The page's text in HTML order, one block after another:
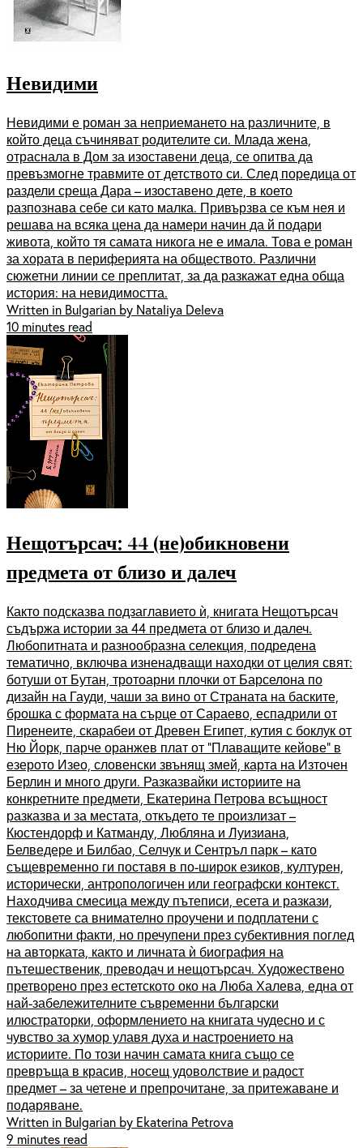
Невидими
Невидими е роман за неприемането на различните, в
който деца съчиняват родителите си. Млада жена,
отраснала в Дом за изоставени деца, се опитва да
превъзмогне травмите от детството си. След поредица от
раздели среща Дара – изоставено дете, в което
разпознава себе си като малка. Привързва се към нея и
решава на всяка цена да намери начин да й подари
живота, който тя самата никога не е имала. Това е роман
за хората в периферията на обществото. Различни
сюжетни линии се преплитат, за да разкажат една обща
история: на невидимостта.
Written in Bulgarian by Nataliya Deleva
10 minutes read
Нещотърсач: 44 (не)обикновени
предмета от близо и далеч
Както подсказва подзаглавието ѝ, книгата Нещотърсач
съдържа истории за 44 предмета от близо и далеч.
Любопитната и разнообразна селекция, подредена
тематично, включва изненадващи находки от целия свят:
ботуши от Бутан, тротоарни плочки от Барселона по
дизайн на Гауди, чаши за вино от Страната на баските,
брошка с формата на сърце от Сараево, еспадрили от
Пиренеите, скарабеи от Древен Египет, кутия с боклук от
Ню Йорк, парче оранжев плат от “Плаващите кейове” в
езерото Изео, словенски звънящ змей, карта на Източен
Берлин и много други. Разказвайки историите на
конкретните предмети, Екатерина Петрова всъщност
разказва и за местата, откъдето те произлизат –
Кюстендорф и Катманду, Любляна и Луизиана,
Белведере и Билбао, Селчук и Сентръл парк – като
същевременно ги поставя в по-широк езиков, културен,
исторически, антропологичен или географски контекст.
Находчива смесица между пътеписи, есета и разкази,
текстовете са внимателно проучени и подплатени с
любопитни факти, но пречупени през субективния поглед
на авторката, както и личната ѝ биография на
пътешественик, преводач и нещотърсач. Художествено
претворено през естетското око на Люба Халева, една от
най-забележителните съвременни български
илюстраторки, оформлението на книгата чудесно и с
чувство за хумор улавя духа и настроението на
историите. По този начин самата книга също се
превръща в красив, носещ удоволствие и радост
предмет – за четене и препрочитане, за притежаване и
подаряване.
Written in Bulgarian by Ekaterina Petrova
9 minutes read